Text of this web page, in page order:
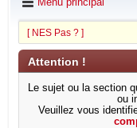
[ NES Pas ? ]
Attention !
Le sujet ou la section
ou
Veuillez vous